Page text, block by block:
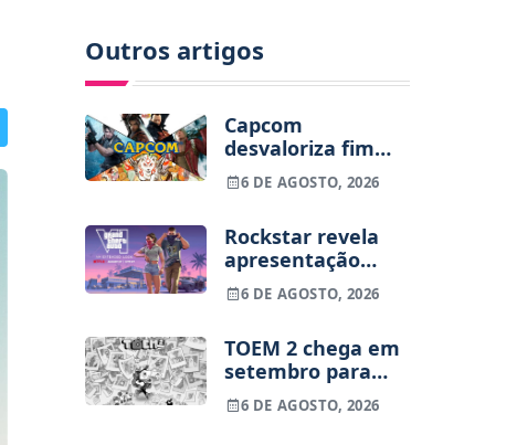
Outros artigos
Capcom
desvaloriza fim
dos jogos físicos
na PlayStation
6 DE AGOSTO, 2026
Rockstar revela
apresentação
alargada de GTA
VI para 27 de
6 DE AGOSTO, 2026
TOEM 2 chega em
setembro para
PS5, Switch e PC
6 DE AGOSTO, 2026